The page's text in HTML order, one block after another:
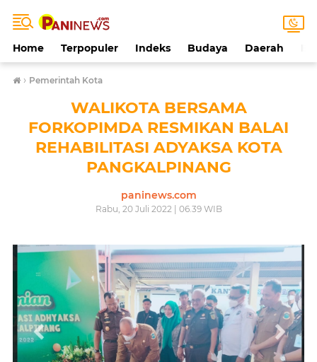
Home Terpopuler Indeks Budaya Daerah
› Pemerintah Kota
WALIKOTA BERSAMA
FORKOPIMDA RESMIKAN BALAI
REHABILITASI ADYAKSA KOTA
PANGKALPINANG
paninews.com
Rabu, 20 Juli 2022 | 06.39 WIB